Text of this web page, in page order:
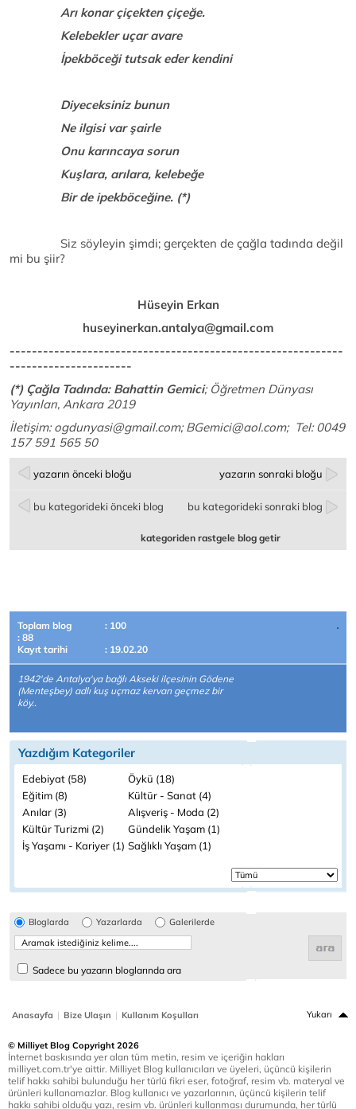
Arı konar çiçekten çiçeğe.
Kelebekler uçar avare
İpekböceği tutsak eder kendini
Diyeceksiniz bunun
Ne ilgisi var şairle
Onu karıncaya sorun
Kuşlara, arılara, kelebeğe
Bir de ipekböceğine. (*)
Siz söyleyin şimdi; gerçekten de çağla tadında değil
mi bu şiir?
Hüseyin Erkan
huseyinerkan.antalya@gmail.com
------------------------------------------------------------
----------------------
(*) Çağla Tadında: Bahattin Gemici; Öğretmen Dünyası
Yayınları, Ankara 2019
İletişim:ogdunyasi@gmail.com;BGemici@aol.com; Tel: 0049
157 591 565 50
yazarın önceki bloğu yazarın sonraki bloğu
bu kategorideki önceki blog bu kategorideki sonraki blog
kategoriden rastgele blog getir
Toplam blog
: 100
: 88
Kayıt tarihi
: 19.02.20
1942'de Antalya'ya bağlı Akseki ilçesinin Gödene
(Menteşbey) adlı kuş uçmaz kervan geçmez bir
köy..
Yazdığım Kategoriler
Edebiyat (58)
Öykü (18)
Eğitim (8)
Kültür - Sanat (4)
Anılar (3)
Alışveriş - Moda (2)
Kültür Turizmi (2)
Gündelik Yaşam (1)
İş Yaşamı - Kariyer (1) Sağlıklı Yaşam (1)
Bloglarda Yazarlarda Galerilerde
Sadece bu yazarın bloglarında ara
Anasayfa | Bize Ulaşın | Kullanım Koşulları Yukarı
© Milliyet Blog Copyright 2026
İnternet baskısında yer alan tüm metin, resim ve içeriğin hakları
milliyet.com.tr'ye aittir. Milliyet Blog kullanıcıları ve üyeleri, üçüncü kişilerin
telif hakkı sahibi bulunduğu her türlü fikri eser, fotoğraf, resim vb. materyal ve
ürünleri kullanamazlar. Blog kullanıcı ve yazarlarının, üçüncü kişilerin telif
hakkı sahibi olduğu yazı, resim vb. ürünleri kullanması durumunda, her türlü